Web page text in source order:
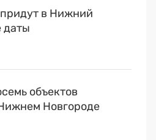
в Нижний
даты
объектов
Новгороде